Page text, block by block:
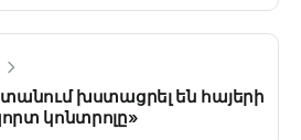
խստացրել են հայերի
կոնտրոլը»